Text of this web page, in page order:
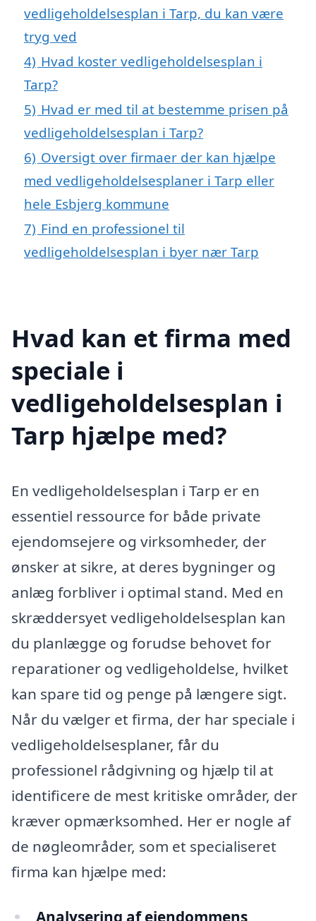
vedligeholdelsesplan i Tarp, du kan være
tryg ved
4) Hvad koster vedligeholdelsesplan i
Tarp?
5) Hvad er med til at bestemme prisen på
vedligeholdelsesplan i Tarp?
6) Oversigt over firmaer der kan hjælpe
med vedligeholdelsesplaner i Tarp eller
hele Esbjerg kommune
7) Find en professionel til
vedligeholdelsesplan i byer nær Tarp
Hvad kan et firma med
speciale i
vedligeholdelsesplan i
Tarp hjælpe med?
En vedligeholdelsesplan i Tarp er en
essentiel ressource for både private
ejendomsejere og virksomheder, der
ønsker at sikre, at deres bygninger og
anlæg forbliver i optimal stand. Med en
skræddersyet vedligeholdelsesplan kan
du planlægge og forudse behovet for
reparationer og vedligeholdelse, hvilket
kan spare tid og penge på længere sigt.
Når du vælger et firma, der har speciale i
vedligeholdelsesplaner, får du
professionel rådgivning og hjælp til at
identificere de mest kritiske områder, der
kræver opmærksomhed. Her er nogle af
de nøgleområder, som et specialiseret
firma kan hjælpe med:
Analysering af ejendommens